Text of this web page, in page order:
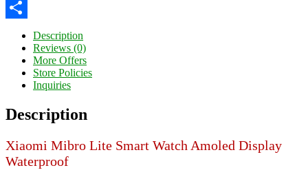
Twitter
Description
Reviews (0)
More Offers
Store Policies
Inquiries
Description
Xiaomi Mibro Lite Smart Watch Amoled Display
Waterproof